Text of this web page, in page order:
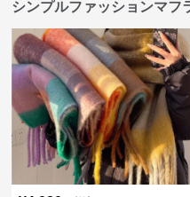
シンプルファッションマフ